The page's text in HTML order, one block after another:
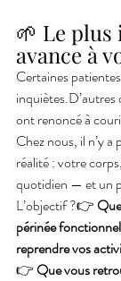
🌱 Le
avance à
Certaines
ont renoncé à
Chez nous, il n’y a
réalité : votre
quotidien — et un
L’objectif ?👉
périnée fonctionnel
reprendre vos
👉 Que vous